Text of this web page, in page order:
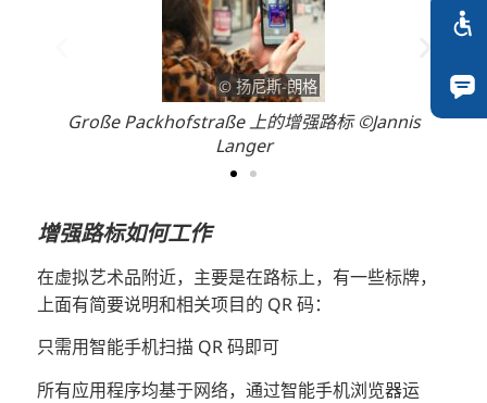
© 扬尼斯-朗格
Große Packhofstraße 上的增强路标 ©Jannis
Langer
增强路标如何工作
在虚拟艺术品附近，主要是在路标上，有一些标牌，
上面有简要说明和相关项目的 QR 码：
只需用智能手机扫描 QR 码即可
所有应用程序均基于网络，通过智能手机浏览器运